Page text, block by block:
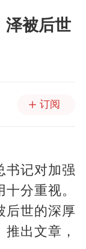
泽被后世
订阅
记对加强
分重视。
后世的深厚
出文章，